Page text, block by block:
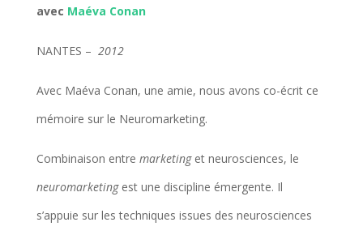
avec Maéva Conan
NANTES – 2012
Avec Maéva Conan, une amie, nous avons co-écrit ce
mémoire sur le Neuromarketing.
Combinaison entre marketinget neurosciences, le
neuromarketingest une discipline émergente. Il
s’appuie sur les techniques issues des neurosciences